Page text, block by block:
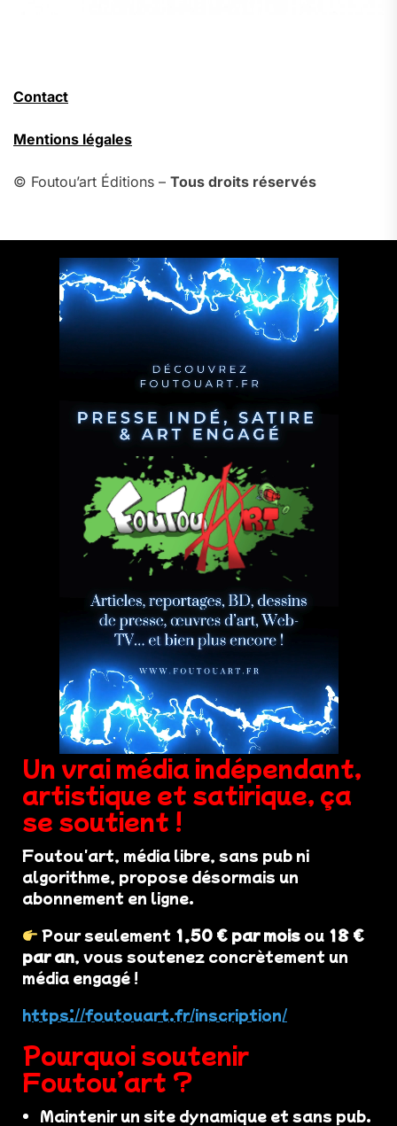
Contact
Mentions légales
© Foutou’art Éditions – Tous droits réservés
Un vrai média indépendant,
artistique et satirique, ça
se soutient !
Foutou'art, média libre, sans pub ni
algorithme, propose désormais un
abonnement en ligne.
Pour seulement 1,50 € par mois ou 18 €
par an, vous soutenez concrètement un
média engagé !
https://foutouart.fr/inscription/
Pourquoi soutenir
Foutou’art ?
Maintenir un site dynamique et sans pub.